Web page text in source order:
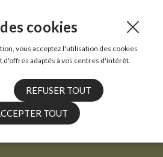
cookies
vous acceptez l'utilisation des cookies
d'offres adaptés à vos centres d'intérêt.
REFUSER TOUT
TOUT